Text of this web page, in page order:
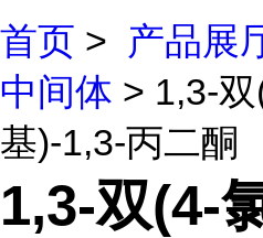
首页 > 产品展
中间体 > 1,3-
基)-1,3-丙二酮
1,3-双(4-